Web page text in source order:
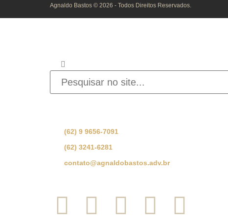
Agnaldo Bastos © 2026 - Todos Direitos Reservados.
(62) 9 9656-7091
(62) 3241-6281
contato@agnaldobastos.adv.br